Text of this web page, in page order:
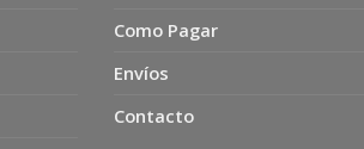
Como Pagar
Envíos
Contacto